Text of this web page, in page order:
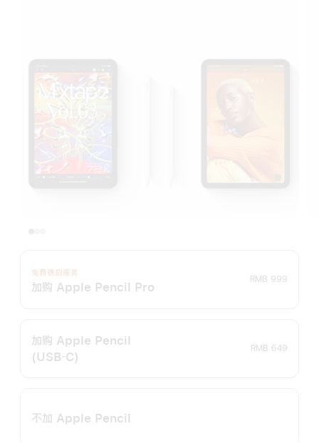
免费镌刻服务
加购 Apple Pencil Pro
RMB 999
加购 Apple Pencil
(USB‑C)
RMB 649
不加 Apple Pencil